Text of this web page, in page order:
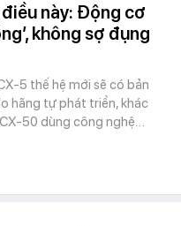
này: Động cơ
không sợ đụng
5 thế hệ mới sẽ có bản
hãng tự phát triển, khác
50 dùng công nghệ…